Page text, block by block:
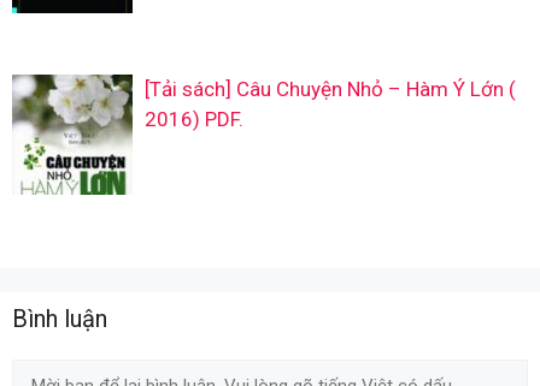
[Tải sách] Câu Chuyện Nhỏ – Hàm Ý Lớn (
2016) PDF.
Bình luận
Comment